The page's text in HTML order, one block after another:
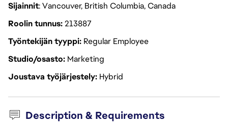
Sijainnit: Vancouver, British Columbia, Canada
Roolin tunnus213887
Työntekijän tyyppi Regular Employee
Studio/osasto Marketing
Joustava työjärjestely Hybrid
Description & Requirements